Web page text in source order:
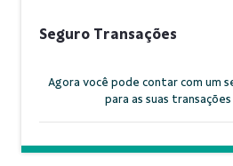
Seguro Transações
Agora você pode contar com um
para as suas